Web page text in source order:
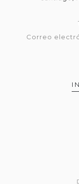
Correo